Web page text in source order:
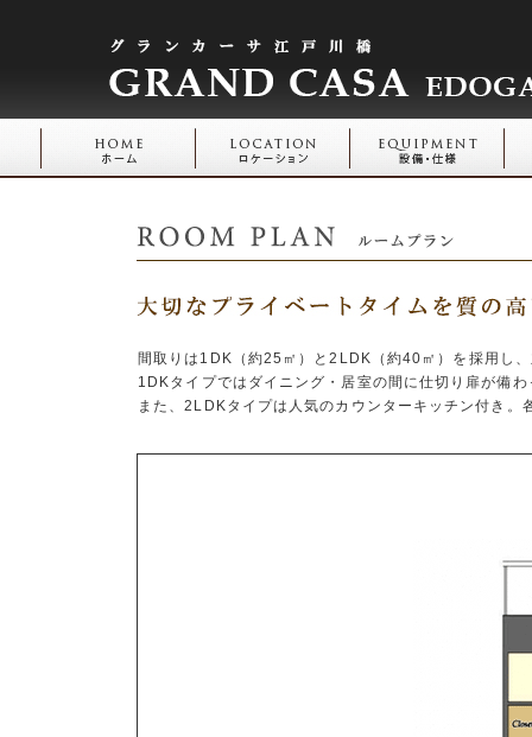
間取りは1DK（約25㎡）と2LDK（約40㎡）を採用し
1DKタイプではダイニング・居室の間に仕切り扉が備
また、2LDKタイプは人気のカウンターキッチン付き